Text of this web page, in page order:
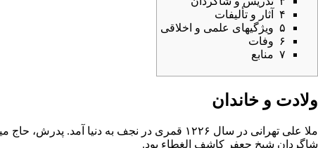
۴
آثار و تألیفات
۵ ویژگیهای علمی و اخلاقی
۶
وفات
۷ منابع
ولادت و خاندان
ملا علی تهرانی در سال ۱۲۲۶ قمری در نجف
شاگردان شیخ جعفر کاشف الغطاء بود.